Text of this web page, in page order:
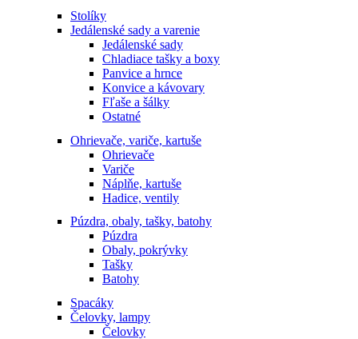
Stolíky
Jedálenské sady a varenie
Jedálenské sady
Chladiace tašky a boxy
Panvice a hrnce
Konvice a kávovary
Fľaše a šálky
Ostatné
Ohrievače, variče, kartuše
Ohrievače
Variče
Náplňe, kartuše
Hadice, ventily
Púzdra, obaly, tašky, batohy
Púzdra
Obaly, pokrývky
Tašky
Batohy
Spacáky
Čelovky, lampy
Čelovky